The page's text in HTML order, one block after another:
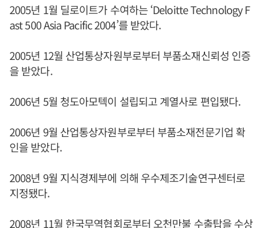
2005년 1월 딜로이트가 수여하는 ‘Deloitte Technology F
ast 500 Asia Pacific 2004’를 받았다.
2005년 12월 산업통상자원부로부터 부품소재신뢰성 인증
을 받았다.
2006년 5월 청도아모텍이 설립되고 계열사로 편입됐다.
2006년 9월 산업통상자원부로부터 부품소재전문기업 확
인을 받았다.
2008년 9월 지식경제부에 의해 우수제조기술연구센터로
지정됐다.
2008년 11월 한국무역협회로부터 오천만불 수출탑을 수상